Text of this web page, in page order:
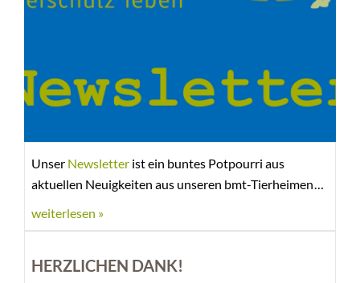
Unser Newsletter ist ein buntes Potpourri aus
aktuellen Neuigkeiten aus unseren bmt-Tierheimen
Tierschützer, besondere Aktionen, soziales
weiterlesen »
HERZLICHEN DANK!